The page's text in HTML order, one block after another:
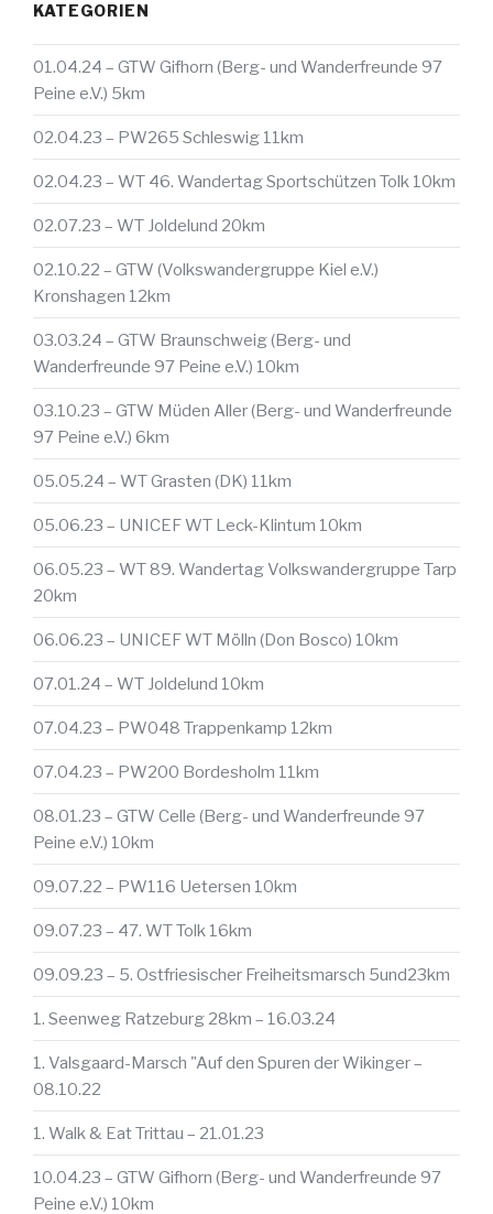
KATEGORIEN
01.04.24 – GTW Gifhorn (Berg- und Wanderfreunde 97
Peine e.V.) 5km
02.04.23 – PW265 Schleswig 11km
02.04.23 – WT 46. Wandertag Sportschützen Tolk 10km
02.07.23 – WT Joldelund 20km
02.10.22 – GTW (Volkswandergruppe Kiel e.V.)
Kronshagen 12km
03.03.24 – GTW Braunschweig (Berg- und
Wanderfreunde 97 Peine e.V.) 10km
03.10.23 – GTW Müden Aller (Berg- und Wanderfreunde
97 Peine e.V.) 6km
05.05.24 – WT Grasten (DK) 11km
05.06.23 – UNICEF WT Leck-Klintum 10km
06.05.23 – WT 89. Wandertag Volkswandergruppe Tarp
20km
06.06.23 – UNICEF WT Mölln (Don Bosco) 10km
07.01.24 – WT Joldelund 10km
07.04.23 – PW048 Trappenkamp 12km
07.04.23 – PW200 Bordesholm 11km
08.01.23 – GTW Celle (Berg- und Wanderfreunde 97
Peine e.V.) 10km
09.07.22 – PW116 Uetersen 10km
09.07.23 – 47. WT Tolk 16km
09.09.23 – 5. Ostfriesischer Freiheitsmarsch 5und23km
1. Seenweg Ratzeburg 28km – 16.03.24
1. Valsgaard-Marsch "Auf den Spuren der Wikinger –
08.10.22
1. Walk & Eat Trittau – 21.01.23
10.04.23 – GTW Gifhorn (Berg- und Wanderfreunde 97
Peine e.V.) 10km